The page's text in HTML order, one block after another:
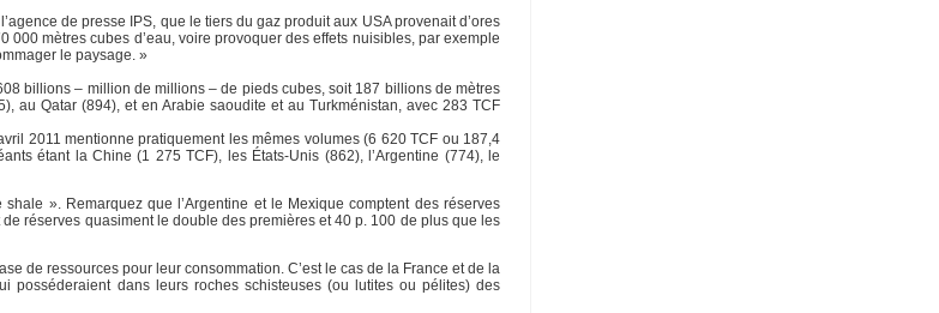
de presse IPS, que le tiers du gaz produit aux USA provenait d’ores
mètres cubes d’eau, voire provoquer des effets nuisibles, par exemple
le paysage. »
billions – million de millions – de pieds cubes, soit 187 billions de mètres
au Qatar (894), et en Arabie saoudite et au Turkménistan, avec 283 TCF
2011 mentionne pratiquement les mêmes volumes (6 620 TCF ou 187,4
étant la Chine (1 275 TCF), les États-Unis (862), l’Argentine (774), le
». Remarquez que l’Argentine et le Mexique comptent des réserves
réserves quasiment le double des premières et 40 p. 100 de plus que les
de ressources pour leur consommation. C’est le cas de la France et de la
posséderaient dans leurs roches schisteuses (ou lutites ou pélites) des